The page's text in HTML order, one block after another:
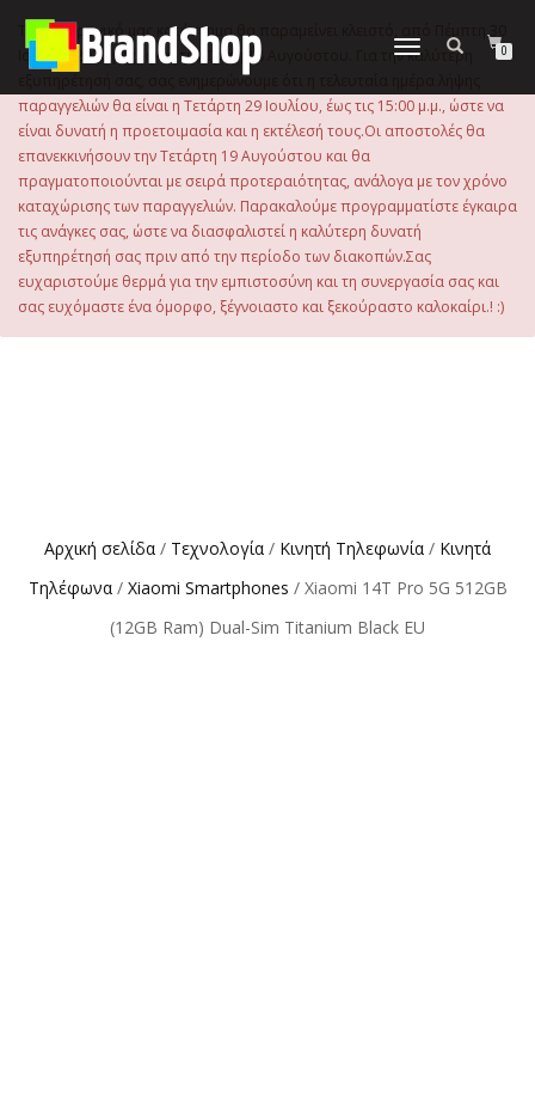
περιεχόμενο
Εναλλαγή
0
Το ηλεκτρονικό μας κατάστημα θα παραμείνει κλειστό, από Πέμπτη 30
Ιουλίου 2026 μέχρι και την Τρίτη 18 Αυγούστου. Για την καλύτερη
εξυπηρέτησή σας, σας ενημερώνουμε ότι η τελευταία ημέρα λήψης
παραγγελιών θα είναι η Τετάρτη 29 Ιουλίου, έως τις 15:00 μ.μ., ώστε να
είναι δυνατή η προετοιμασία και η εκτέλεσή τους.Οι αποστολές θα
επανεκκινήσουν την Τετάρτη 19 Αυγούστου και θα
πραγματοποιούνται με σειρά προτεραιότητας, ανάλογα με τον χρόνο
καταχώρισης των παραγγελιών. Παρακαλούμε προγραμματίστε έγκαιρα
τις ανάγκες σας, ώστε να διασφαλιστεί η καλύτερη δυνατή
εξυπηρέτησή σας πριν από την περίοδο των διακοπών.Σας
ευχαριστούμε θερμά για την εμπιστοσύνη και τη συνεργασία σας και
σας ευχόμαστε ένα όμορφο, ξέγνοιαστο και ξεκούραστο καλοκαίρι.! :)
Αρχική σελίδα / Τεχνολογία / Κινητή Τηλεφωνία / Κινητά
Τηλέφωνα/ Xiaomi Smartphones / Xiaomi 14T Pro 5G 512GB
(12GB Ram) Dual-Sim Titanium Black EU